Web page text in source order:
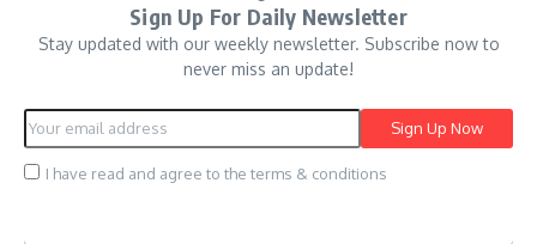
Sign Up For Daily Newsletter
Stay updated with our weekly newsletter. Subscribe now to
never miss an update!
I have read and agree to the terms & conditions